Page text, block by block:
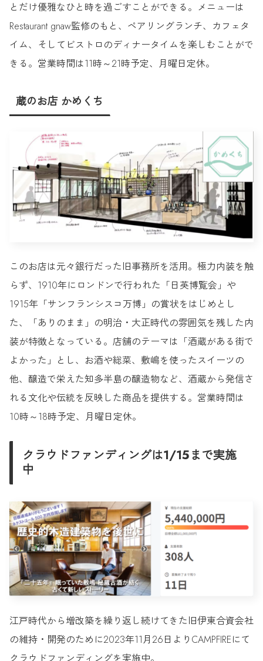
とだけ優雅なひと時を過ごすことができる。メニューは
Restaurant gnaw監修のもと、ペアリングランチ、カフェタ
イム、そしてビストロのディナータイムを楽しむことがで
きる。営業時間は11時～21時予定、月曜日定休。
蔵のお店 かめくち
このお店は元々銀行だった旧事務所を活用。極力内装を触
らず、1910年にロンドンで行われた「日英博覧会」や
1915年「サンフランシスコ万博」の賞状をはじめとし
た、「ありのまま」の明治・大正時代の雰囲気を残した内
装が特徴となっている。店舗のテーマは「酒蔵がある街で
よかった」とし、お酒や総菜、敷嶋を使ったスイーツの
他、醸造で栄えた知多半島の醸造物など、酒蔵から発信さ
れる文化や伝統を反映した商品を提供する。営業時間は
10時～18時予定、月曜日定休。
クラウドファンディングは1/15まで実施
中
江戸時代から増改築を繰り返し続けてきた旧伊東合資会社
の維持・開発のために2023年11月26日よりCAMPFIREにて
クラウドファンディングを実施中。